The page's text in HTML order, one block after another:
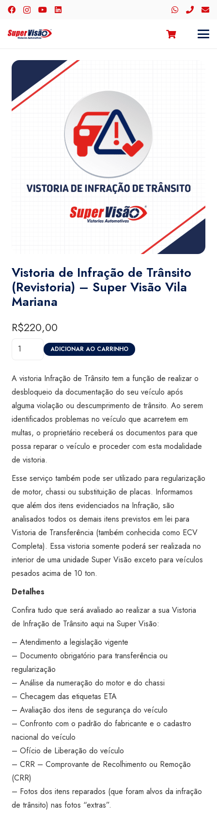
Vistoria de Infração de Trânsito
(Revistoria) – Super Visão Vila
Mariana
R$220,00
Vistoria
Infração
de
Trânsito
(Revistoria)
Visão
Mariana
quantidade
ADICIONAR AO CARRINHO
A vistoria Infração de Trânsito tem a função de realizar o
desbloqueio da documentação do seu veículo após
alguma violação ou descumprimento de trânsito. Ao serem
identificados problemas no veículo que acarretem em
multas, o proprietário receberá os documentos para que
possa reparar o veículo e proceder com esta modalidade
de vistoria.
Esse serviço também pode ser utilizado para regularização
de motor, chassi ou substituição de placas. Informamos
que além dos itens evidenciados na Infração, são
analisados todos os demais itens previstos em lei para
Vistoria de Transferência (também conhecida como ECV
Completa). Essa vistoria somente poderá ser realizada no
interior de uma unidade Super Visão exceto para veículos
pesados acima de 10 ton.
Detalhes
Confira tudo que será avaliado ao realizar a sua Vistoria
de Infração de Trânsito aqui na Super Visão:
– Atendimento a legislação vigente
– Documento obrigatório para transferência ou
regularização
– Análise da numeração do motor e do chassi
– Checagem das etiquetas ETA
– Avaliação dos itens de segurança do veículo
– Confronto com o padrão do fabricante e o cadastro
nacional do veículo
– Ofício de Liberação do veículo
– CRR – Comprovante de Recolhimento ou Remoção
(CRR)
– Fotos dos itens reparados (que foram alvos da infração
de trânsito) nas fotos “extras”.